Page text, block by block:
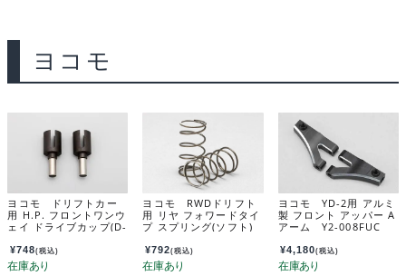
ヨコモ
ヨコモ ドリフトカー
用 H.P. フロントワンウ
ェイ ドライブカップ(D-
¥748(税込)
ヨコモ RWDドリフト
用 リヤ フォワードタイ
プ スプリング(ソフト)
¥792(税込)
ヨコモ YD-2用 アルミ
製 フロント アッパー A
アーム Y2-008FUC
¥4,180(税込)